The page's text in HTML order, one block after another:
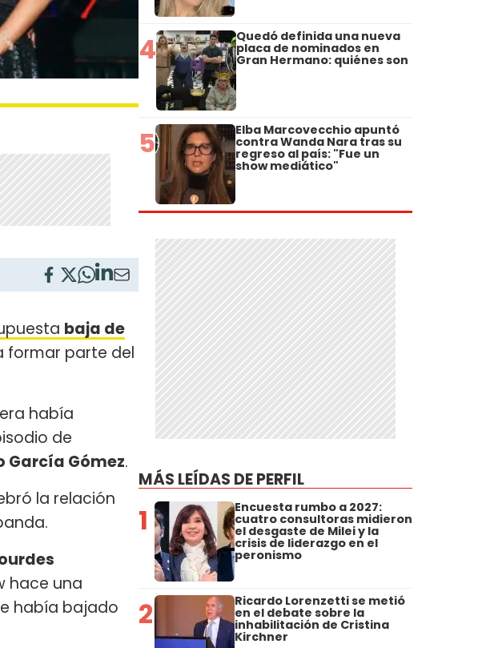
baja de
formar parte del
había
de
García Gómez.
la relación
hace una
había bajado
4 Quedó definida una nueva
placa de nominados en
Gran Hermano: quiénes son
5 Elba Marcovecchio apuntó
contra Wanda Nara tras su
regreso al país: "Fue un
show mediático"
MÁS LEÍDAS DE PERFIL
1 Encuesta rumbo a 2027:
cuatro consultoras midieron
el desgaste de Milei y la
crisis de liderazgo en el
peronismo
2 Ricardo Lorenzetti se metió
en el debate sobre la
inhabilitación de Cristina
Kirchner